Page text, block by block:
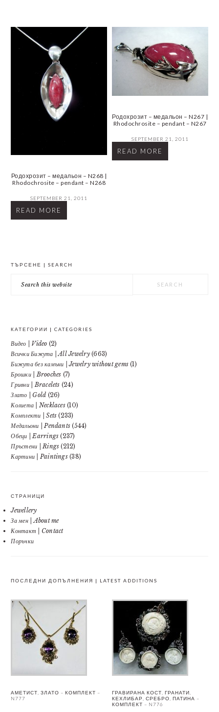
Родохрозит – медальон – N268 |
Rhodochrosite – pendant – N268
SEPTEMBER 21, 2011
READ MORE
Родохрозит – медальон – N267 |
Rhodochrosite – pendant – N267
SEPTEMBER 21, 2011
READ MORE
ТЪРСЕНЕ | SEARCH
this
КАТЕГОРИИ | CATEGORIES
Видео | Video (2)
Всички Бижута | All Jewelry(663)
Бижута без камъни | Jewelry without gems (1)
Брошки | Brooches (7)
Гривни | Bracelets (24)
Злато | Gold (26)
Колиета | Necklaces(10)
Комплекти | Sets (233)
Медальони | Pendants (544)
Обеци | Earrings (237)
Пръстени | Rings (212)
Картини | Paintings(38)
СТРАНИЦИ
Jewellery
За мен | About me
Контакт | Contact
Поръчки
ПОСЛЕДНИ ДОПЪЛНЕНИЯ | LATEST ADDITIONS
АМЕТИСТ, ЗЛАТО – КОМПЛЕКТ –
N777
ГРАВИРАНА КОСТ, ГРАНАТИ,
КЕХЛИБАР, СРЕБРО, ПАТИНА –
КОМПЛЕКТ – N776